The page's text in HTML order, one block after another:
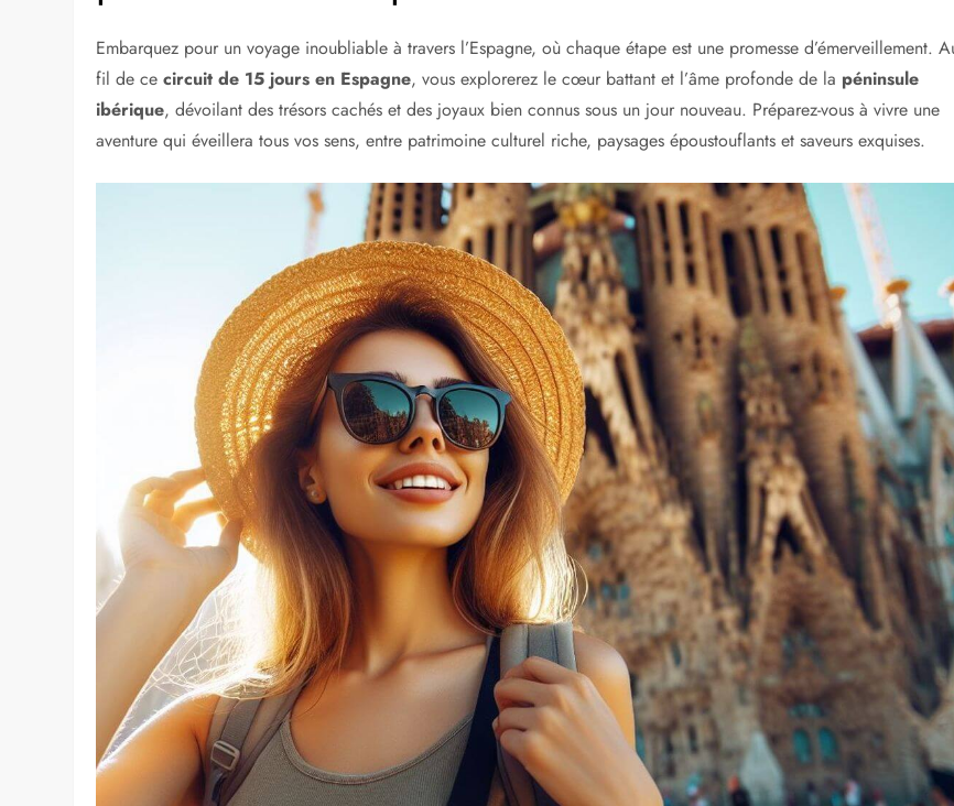
20 avril 2024
Circuit de 15 jours en Espagne : itinéraire
exclusif pour explorer le cœur et l’âme de la
péninsule ibérique
Embarquez pour un voyage inoubliable à travers l’Espagne, où chaque étape est une promesse d’émerveillement. Au
circuit de 15 jours en Espagne, vous explorerez le cœur battant et l’âme profonde de la péninsule
, dévoilant des trésors cachés et des joyaux bien connus sous un jour nouveau. Préparez-vous à vivre une
aventure qui éveillera tous vos sens, entre patrimoine culturel riche, paysages époustouflants et saveurs exquises.